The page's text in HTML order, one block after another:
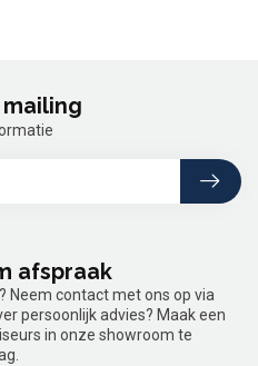
afspraak
Neem contact met ons op via
persoonlijk advies? Maak een
in onze showroom te